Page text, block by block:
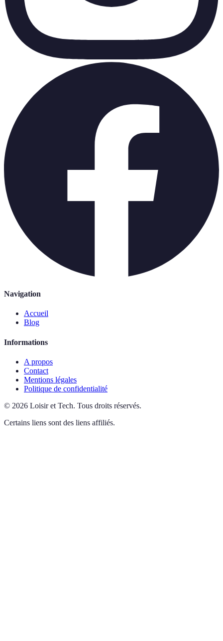
Navigation
Accueil
Blog
Informations
A propos
Contact
Mentions légales
Politique de confidentialité
© 2026 Loisir et Tech. Tous droits réservés.
Certains liens sont des liens affiliés.